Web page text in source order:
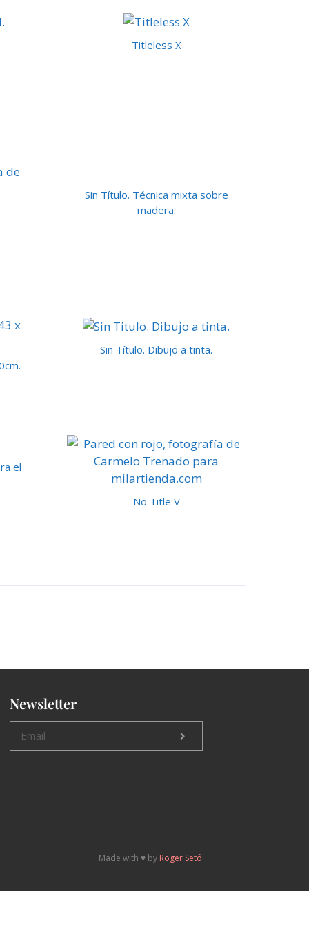
Titleless X
Sin Título. Técnica mixta sobre
madera.
Sin Título. Dibujo a tinta.
el
No Title V
Newsletter
Made with ♥️ by Roger Setó